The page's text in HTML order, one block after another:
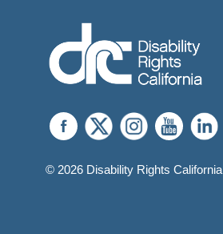
© 2026 Disability Rights California